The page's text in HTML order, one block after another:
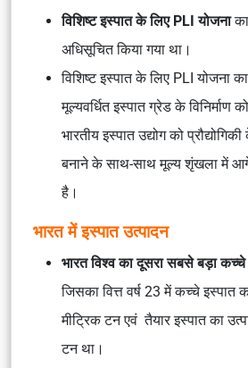
विशिष्ट इस्पात के लिए PLI योजना
अधिसूचित किया गया था।
विशिष्ट इस्पात के लिए PLI योजना
मूल्यवर्धित इस्पात ग्रेड के विनिर्माण
भारतीय इस्पात उद्योग को
बनाने के साथ-साथ मूल्य शृंखला में
है।
भारत में इस्पात उत्पादन
भारत विश्व का दूसरा सबसे बड़ा
जिसका वित्त वर्ष 23 में कच्चे इस्पात
मीट्रिक टन एवं तैयार इस्पात का
टन था।